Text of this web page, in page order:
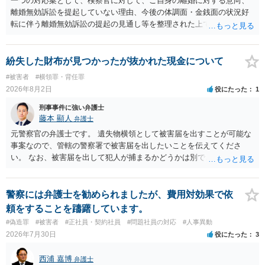
離婚無効訴訟を提起していない理由、今後の体調面・金銭面の状況好
転に伴う離婚無効訴訟の提起の見通し等を整理された上で、書面とし
検察官の処分判断の際、相談者さんの意向を示す証拠の一つとして位
置づけられる様に思われます。 より詳細についてお聞きになりたい場
紛失した財布が見つかったが抜かれた現金について
#被害者 #横領罪・背任罪
2026年8月2日 役にたった 1
刑事事件に強い弁護士
藤本 顯人 弁護士
元警察官の弁護士です。 遺失物横領として被害届を出すことが可能な
事案なので、管轄の警察署で被害届を出したいことを伝えてくださ
い。 なお、被害届を出して犯人が捕まるかどうかは別で、置き忘れた
思います。 いずれにせよ一度対応を求めてみた方が納得できるのでは
ないでしょうか。
警察には弁護士を勧められましたが、費用対効果で依
頼をすることを躊躇しています。
#偽造罪 #被害者 #正社員・契約社員 #問題社員の対応 #人事異動
2026年7月30日 役にたった 3
西浦 嘉博 弁護士